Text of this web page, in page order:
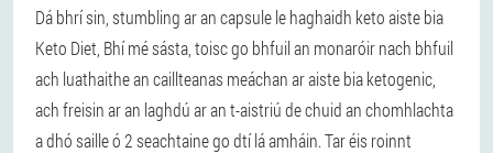
Dá bhrí sin, stumbling ar an capsule le haghaidh keto aiste bia
Keto Diet, Bhí mé sásta, toisc go bhfuil an monaróir nach bhfuil
ach luathaithe an caillteanas meáchan ar aiste bia ketogenic,
ach freisin ar an laghdú ar an t-aistriú de chuid an chomhlachta
a dhó saille ó 2 seachtaine go dtí lá amháin. Tar éis roinnt